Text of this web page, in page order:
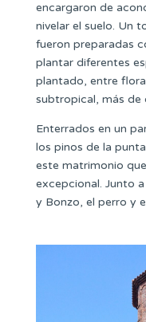
encargaron de
nivelar el suelo. Un
fueron preparadas
plantar diferentes
plantado, entre
subtropical, más de
Enterrados en un
los pinos de la
este matrimonio
excepcional. Junto
y Bonzo, el perro y